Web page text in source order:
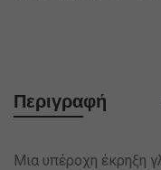
Περιγραφή
Μια υπέροχη έκρηξη